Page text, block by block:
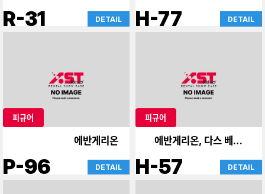
R-31 DETAIL
기타
H-77 DETAIL
피규어
에반게리온
P-96 DETAIL
피규어
에반게리온, 다스 베이더
케이스
H-57 DETAIL